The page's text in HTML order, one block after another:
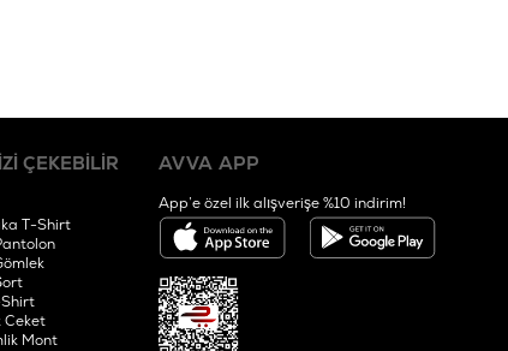
ÇEKEBİLİR
T-Shirt
Ceket
Mont
AVVA APP
App’e özel ilk alışverişe %10 indirim!